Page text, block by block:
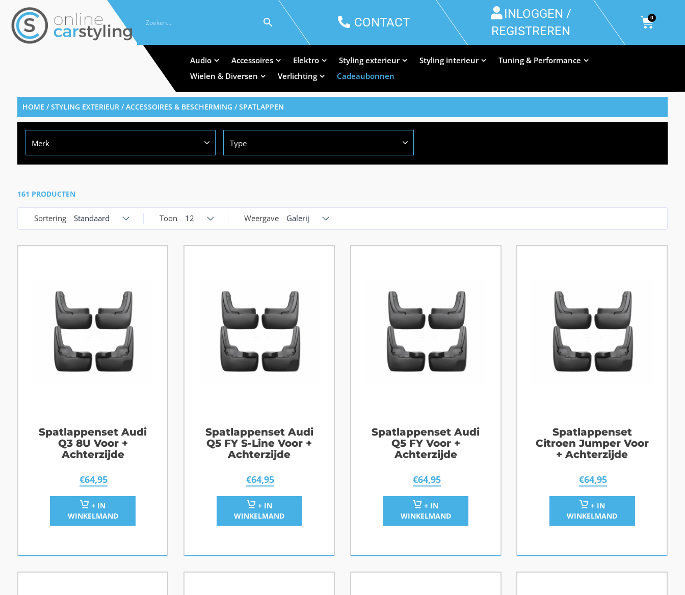
CONTACT
INLOGGEN /
REGISTREREN
0
Audio Accessoires Elektro Styling exterieur Styling interieur
Tuning & Performance
Wielen & Diversen
Verlichting Cadeaubonnen
HOME /STYLING EXTERIEUR/ACCESSOIRES & BESCHERMING / SPATLAPPEN
Merk Type
161 PRODUCTEN
Sortering Standaard Toon 12 Weergave Galerij
Spatlappenset Audi
Q3 8U Voor +
Achterzijde
€64,95
+ IN
WINKELMAND
Spatlappenset Audi
Q5 FY S-Line Voor +
Achterzijde
€64,95
+ IN
WINKELMAND
Spatlappenset Audi
Q5 FY Voor +
Achterzijde
€64,95
+ IN
WINKELMAND
Spatlappenset
Citroen Jumper Voor
+ Achterzijde
€64,95
+ IN
WINKELMAND